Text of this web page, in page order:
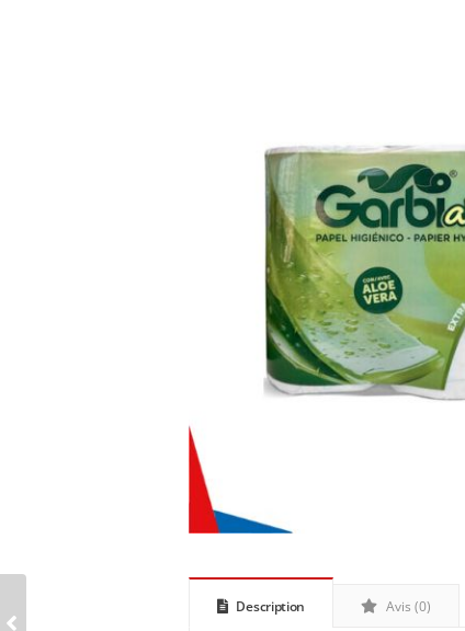
Description Avis (0)